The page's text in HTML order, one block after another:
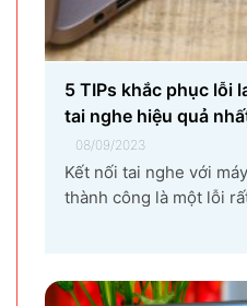
5 TIPs khắc phục lỗi
tai nghe hiệu quả
08/09/2023
Kết nối tai nghe với
thành công là một lỗi
máy tính...